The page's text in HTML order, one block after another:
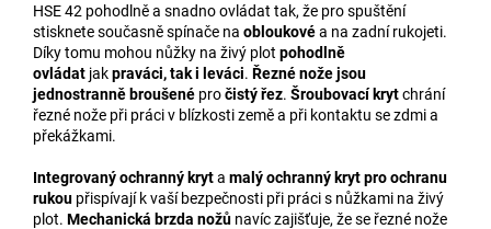
HSE 42 pohodlně a snadno ovládat tak, že pro spuštění
stisknete současně spínače na obloukovéa na zadní rukojeti.
Díky tomu mohou nůžky na živý plot pohodlně
ovládat jakpraváci, tak i leváci. Řezné nože jsou
jednostranně broušené pročistý řez. Šroubovací krytchrání
řezné nože při práci v blízkosti země a při kontaktu se zdmi a
překážkami.
Integrovaný ochranný kryta malý ochranný kryt pro ochranu
rukou přispívají k vaší bezpečnosti při práci s nůžkami na živý
plot. Mechanická brzda nožů navíc zajišťuje, že se řezné nože